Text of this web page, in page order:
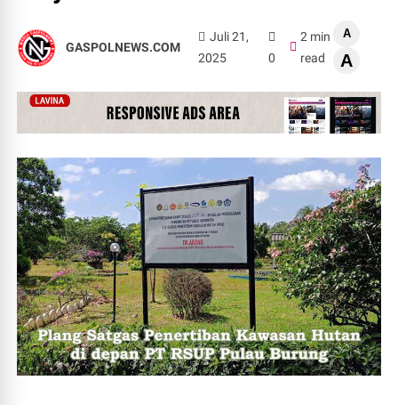
GASPOLNEWS.COM
Juli 21,
2025
0
2 min
read
A
A